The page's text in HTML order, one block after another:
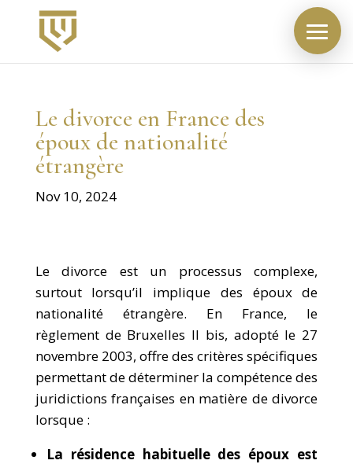
Le divorce en France des
époux de nationalité
étrangère
Nov 10, 2024
Le divorce est un processus complexe,
surtout lorsqu’il implique des époux de
nationalité étrangère. En France, le
règlement de Bruxelles II bis, adopté le 27
novembre 2003, offre des critères spécifiques
permettant de déterminer la compétence des
juridictions françaises en matière de divorce
lorsque :
La résidence habituelle des époux est